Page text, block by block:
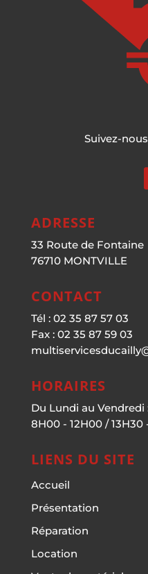
Suivez-
ADRESSE
33 Route de Fontaine
76710 MONTVILLE
CONTACT
Tél : 02 35 87 57 03
Fax : 02 35 87 59 03
HORAIRES
Du Lundi au Vendredi
8H00 - 12H00 / 13H30
LIENS DU SITE
Accueil
Présentation
Réparation
Location